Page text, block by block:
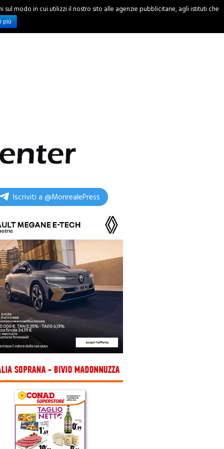
INCHIESTE
Iscriviti a @MonrealePress
modo in cui utilizzi il nostro sito alle agenzie pubblicitarie, agli istituti che
più